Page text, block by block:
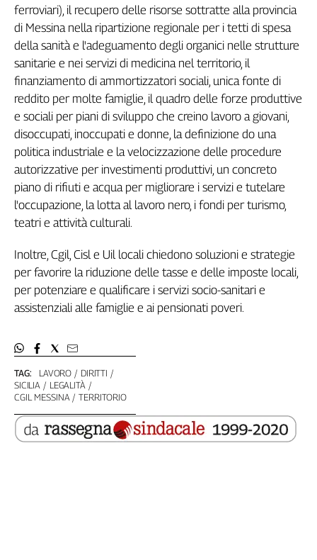
Tech
It
Easy
Idea
Diffusa
InFlai
Le
trasmissioni
tv
Work
in
L'Italia
nel
Lavoro
Abruzzo-
Molise
Alto
Adige
Calabria
Campania
TAG: LAVORO
DIRITTI
SICILIA
LEGALITÀ
CGIL MESSINA
TERRITORIO
ferroviari), il recupero delle risorse sottratte alla provincia
di Messina nella ripartizione regionale per i tetti di spesa
della sanità e l'adeguamento degli organici nelle strutture
sanitarie e nei servizi di medicina nel territorio, il
finanziamento di ammortizzatori sociali, unica fonte di
reddito per molte famiglie, il quadro delle forze produttive
e sociali per piani di sviluppo che creino lavoro a giovani,
disoccupati, inoccupati e donne, la definizione do una
politica industriale e la velocizzazione delle procedure
autorizzative per investimenti produttivi, un concreto
piano di rifiuti e acqua per migliorare i servizi e tutelare
l'occupazione, la lotta al lavoro nero, i fondi per turismo,
teatri e attività culturali.
Inoltre, Cgil, Cisl e Uil locali chiedono soluzioni e strategie
per favorire la riduzione delle tasse e delle imposte locali,
per potenziare e qualificare i servizi socio-sanitari e
assistenziali alle famiglie e ai pensionati poveri.